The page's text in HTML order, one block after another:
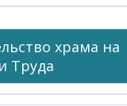
храма на
Труда